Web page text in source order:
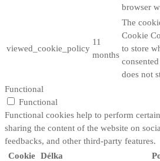
browser
viewed_cookie_policy
11
months
The
Cookie
to store
does not
Functional
Functional
Functional cookies help to perform
sharing the content of the website on
feedbacks, and other third-party features.
Cookie Délka